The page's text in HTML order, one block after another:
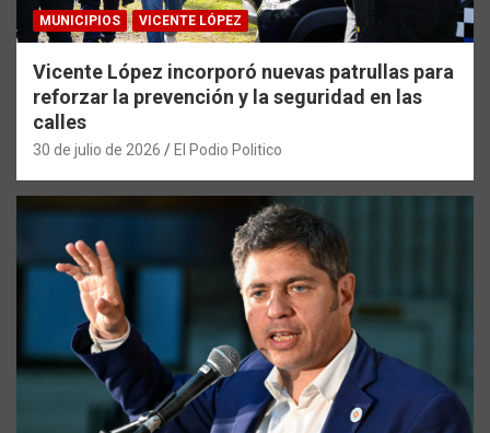
MUNICIPIOS VICENTE LÓPEZ
Vicente López incorporó nuevas patrullas para
reforzar la prevención y la seguridad en las
calles
30 de julio de 2026 El Podio Politico